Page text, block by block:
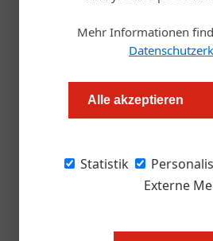
Mehr Informationen
Alle akzeptieren
Statistik
Externe
Redaktion.OEGZ
Weinliebhaber
Weinrieder
alten Reben.